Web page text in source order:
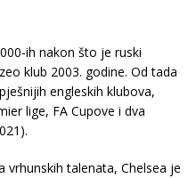
ih nakon što je ruski
klub 2003. godine. Od tada
engleskih klubova,
lige, FA Cupove i dva
talenata, Chelsea je